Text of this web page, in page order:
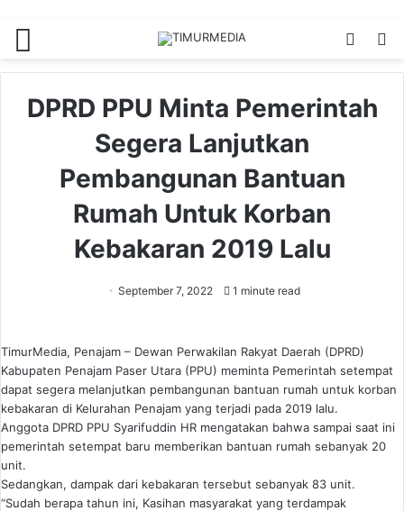
Switch
DPRD PPU Minta Pemerintah
Segera Lanjutkan
Pembangunan Bantuan
Rumah Untuk Korban
Kebakaran 2019 Lalu
September 7, 2022 1 minute read
TimurMedia, Penajam – Dewan Perwakilan Rakyat Daerah (DPRD)
Kabupaten Penajam Paser Utara (PPU) meminta Pemerintah setempat
dapat segera melanjutkan pembangunan bantuan rumah untuk korban
kebakaran di Kelurahan Penajam yang terjadi pada 2019 lalu.
Anggota DPRD PPU Syarifuddin HR mengatakan bahwa sampai saat ini
pemerintah setempat baru memberikan bantuan rumah sebanyak 20
unit.
Sedangkan, dampak dari kebakaran tersebut sebanyak 83 unit.
“Sudah berapa tahun ini, Kasihan masyarakat yang terdampak